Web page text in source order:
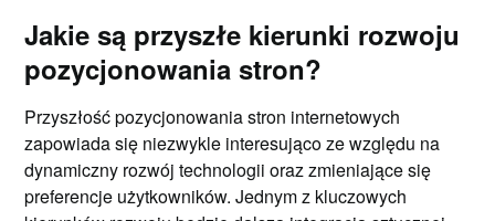
Jakie są przyszłe kierunki rozwoju
pozycjonowania stron?
Przyszłość pozycjonowania stron internetowych
zapowiada się niezwykle interesująco ze względu na
dynamiczny rozwój technologii oraz zmieniające się
preferencje użytkowników. Jednym z kluczowych